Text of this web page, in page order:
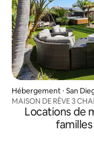
Hébergement ⋅ San
MAISON DE RÊVE 3
salle de jeux
Locations de